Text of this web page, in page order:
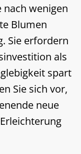
wenigen
Blumen
Sie erfordern
als
spart
Sie sich vor,
neue